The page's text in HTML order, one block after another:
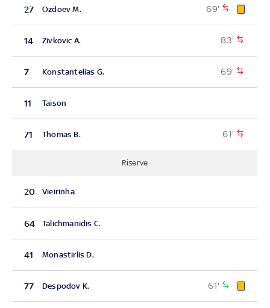
27 Ozdoev M. 69'
14 Zivkovic A. 83'
7 Konstantelias G. 69'
11 Taison
71 Thomas B. 61'
Riserve
20 Vieirinha
64 Talichmanidis C.
41 Monastirlis D.
77 Despodov K. 61'